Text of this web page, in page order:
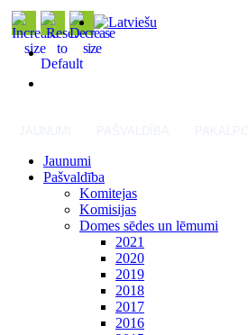
Jaunumi
Pašvaldība
Komitejas
Komisijas
Domes sēdes un lēmumi
2021
2020
2019
2018
2017
2016